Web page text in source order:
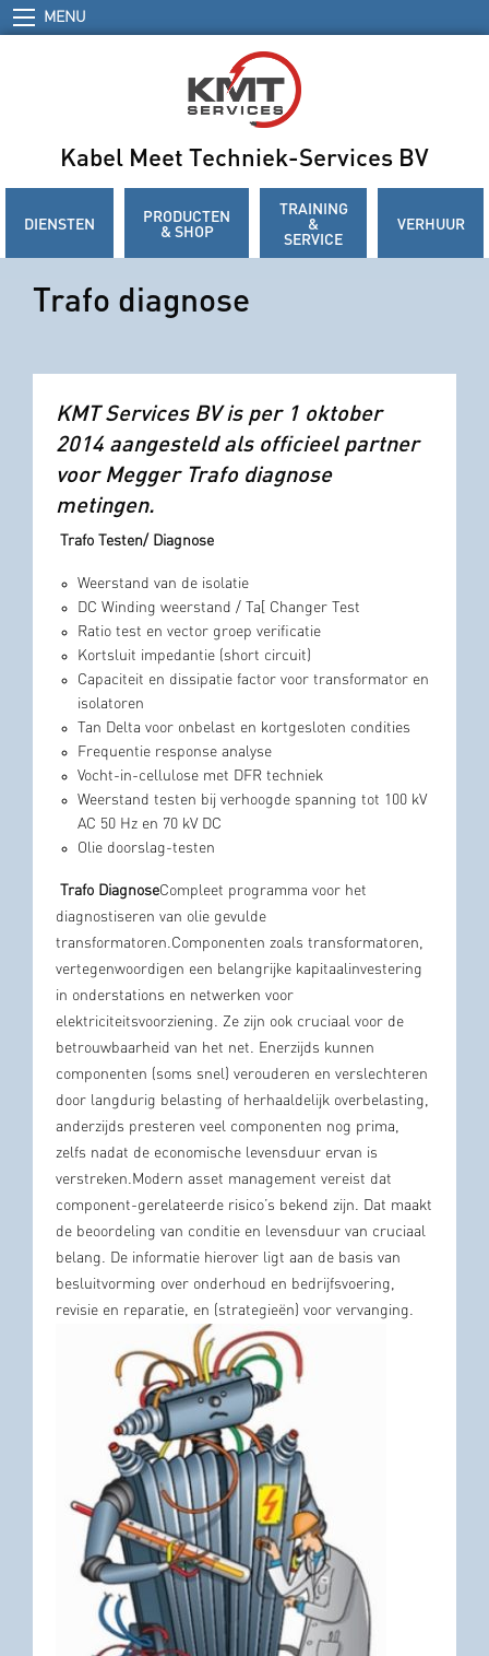
MENU
Kabel Meet Techniek-Services BV
DIENSTEN PRODUCTEN
& SHOP
TRAINING
&
SERVICE
VERHUUR
Trafo diagnose
KMT Services BV is per 1 oktober
2014 aangesteld als officieel partner
voor Megger Trafo diagnose
metingen.
Trafo Testen/ Diagnose
Weerstand van de isolatie
DC Winding weerstand / Ta[ Changer Test
Ratio test en vector groep verificatie
Kortsluit impedantie (short circuit)
Capaciteit en dissipatie factor voor transformator en
isolatoren
Tan Delta voor onbelast en kortgesloten condities
Frequentie response analyse
Vocht-in-cellulose met DFR techniek
Weerstand testen bij verhoogde spanning tot 100 kV
AC 50 Hz en 70 kV DC
Olie doorslag-testen
Trafo DiagnoseCompleet programma voor het
diagnostiseren van olie gevulde
transformatoren.Componenten zoals transformatoren,
vertegenwoordigen een belangrijke kapitaalinvestering
in onderstations en netwerken voor
elektriciteitsvoorziening. Ze zijn ook cruciaal voor de
betrouwbaarheid van het net. Enerzijds kunnen
componenten (soms snel) verouderen en verslechteren
door langdurig belasting of herhaaldelijk overbelasting,
anderzijds presteren veel componenten nog prima,
zelfs nadat de economische levensduur ervan is
verstreken.Modern asset management vereist dat
component-gerelateerde risico’s bekend zijn. Dat maakt
de beoordeling van conditie en levensduur van cruciaal
belang. De informatie hierover ligt aan de basis van
besluitvorming over onderhoud en bedrijfsvoering,
revisie en reparatie, en (strategieën) voor vervanging.